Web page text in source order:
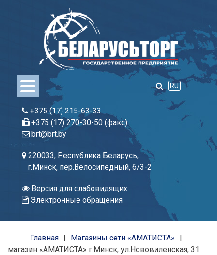
RU
+375 (17) 215-63-33
+375 (17) 270-30-50 (факс)
brt@brt.by
220033, Республика Беларусь,
г.Минск, пер.Велосипедный, 6/3-2
Версия для слабовидящих
Электронные обращения
Главная
Магазины сети «АМАТИСТА»
магазин «АМАТИСТА» г.Минск, ул.Нововиленская, 31